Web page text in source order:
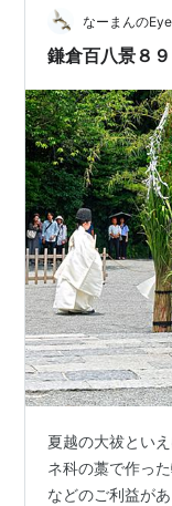
なーまんの
鎌倉百八景８
夏越の大祓とい
ネ科の藁で作っ
などのご利益が